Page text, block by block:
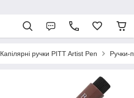
Капілярні ручки PITT Artist Pen Ручки-